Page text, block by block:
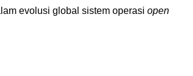
evolusi global sistem operasi open